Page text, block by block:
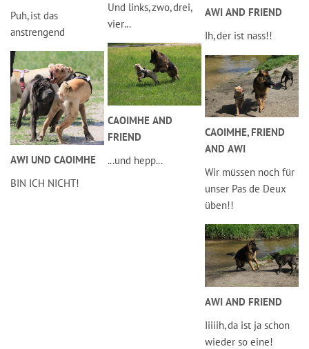
Puh, ist das
anstrengend
AWI UND CAOIMHE
BIN ICH NICHT!
Und links, zwo, drei,
vier...
CAOIMHE AND
FRIEND
...und hepp...
AWI AND FRIEND
Ih, der ist nass!!
CAOIMHE, FRIEND
AND AWI
Wir müssen noch für
unser Pas de Deux
üben!!
AWI AND FRIEND
Iiiiih, da ist ja schon
wieder so eine!